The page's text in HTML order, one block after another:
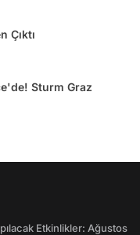
Çıktı
Sturm Graz
Etkinlikler: Ağustos